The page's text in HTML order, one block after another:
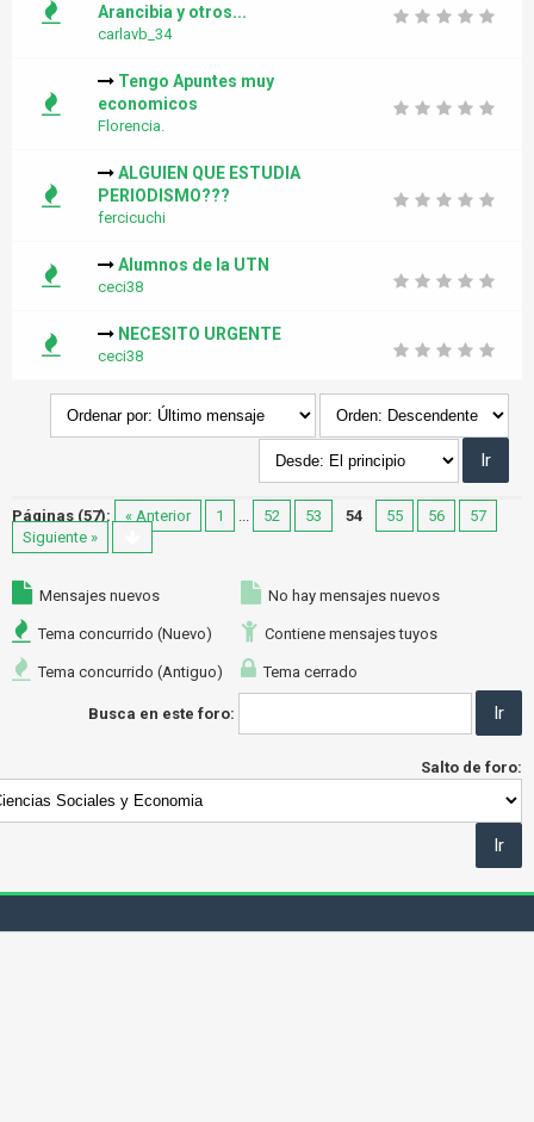
Arancibia y otros...
carlavb_34
Tengo Apuntes muy
economicos
Florencia.
ALGUIEN QUE ESTUDIA
PERIODISMO???
fercicuchi
Alumnos de la UTN
ceci38
NECESITO URGENTE
ceci38
Páginas (57): « Anterior 1 ... 52 53 54 55 56
57
Siguiente »
Mensajes nuevos
Tema concurrido (Nuevo)
Tema concurrido (Antiguo)
No hay mensajes nuevos
Contiene mensajes tuyos
Tema cerrado
Busca en este foro:
Salto de foro: